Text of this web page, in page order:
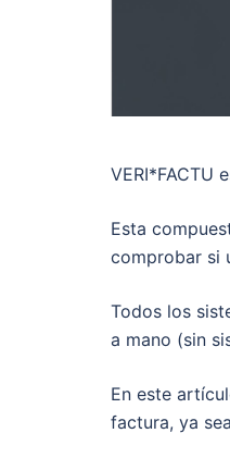
VERI*FACTU
Esta
comprobar si
Todos los
a mano (sin
En este
factura, ya